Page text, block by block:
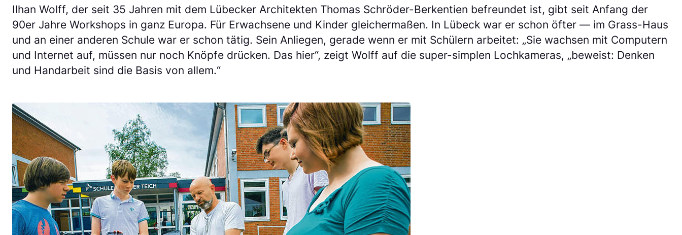
Ilhan Wolff, der seit 35 Jahren mit dem Lübecker Architekten Thomas Schröder-Berkentien befreundet ist, gibt seit Anfang der
90er Jahre Workshops in ganz Europa. Für Erwachsene und Kinder gleichermaßen. In Lübeck war er schon öfter — im Grass-Haus
und an einer anderen Schule war er schon tätig. Sein Anliegen, gerade wenn er mit Schülern arbeitet: „Sie wachsen mit Computern
und Internet auf, müssen nur noch Knöpfe drücken. Das hier“, zeigt Wolff auf die super-simplen Lochkameras, „beweist: Denken
und Handarbeit sind die Basis von allem.“